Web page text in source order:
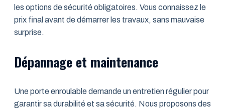
les options de sécurité obligatoires. Vous connaissez le
prix final avant de démarrer les travaux, sans mauvaise
surprise.
Dépannage et maintenance
Une porte enroulable demande un entretien régulier pour
garantir sa durabilité et sa sécurité. Nous proposons des